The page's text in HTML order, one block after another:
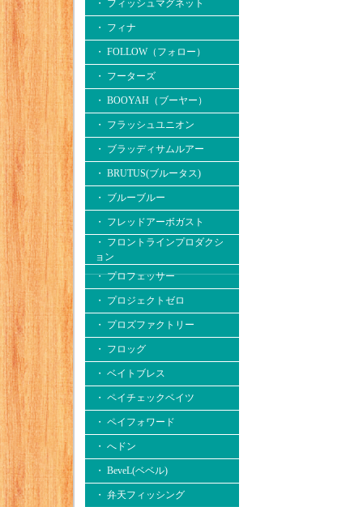
・ フィッシュマグネット
・ フィナ
・ FOLLOW（フォロー）
・ フーターズ
・ BOOYAH（ブーヤー）
・ フラッシュユニオン
・ ブラッディサムルアー
・ BRUTUS(ブルータス)
・ ブルーブルー
・ フレッドアーボガスト
・ フロントラインプロダクシ
ョン
・ プロフェッサー
・ プロジェクトゼロ
・ プロズファクトリー
・ フロッグ
・ ベイトブレス
・ ペイチェックベイツ
・ ペイフォワード
・ へドン
・ BeveL(ベベル)
・ 弁天フィッシング